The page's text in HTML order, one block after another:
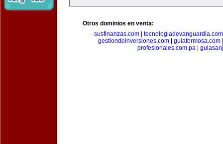
Otros dominios en venta:
susfinanzas.com| tecnologiadevanguardia.com
gestiondeinversiones.com| guiaformosa.com
profesionales.com.pa